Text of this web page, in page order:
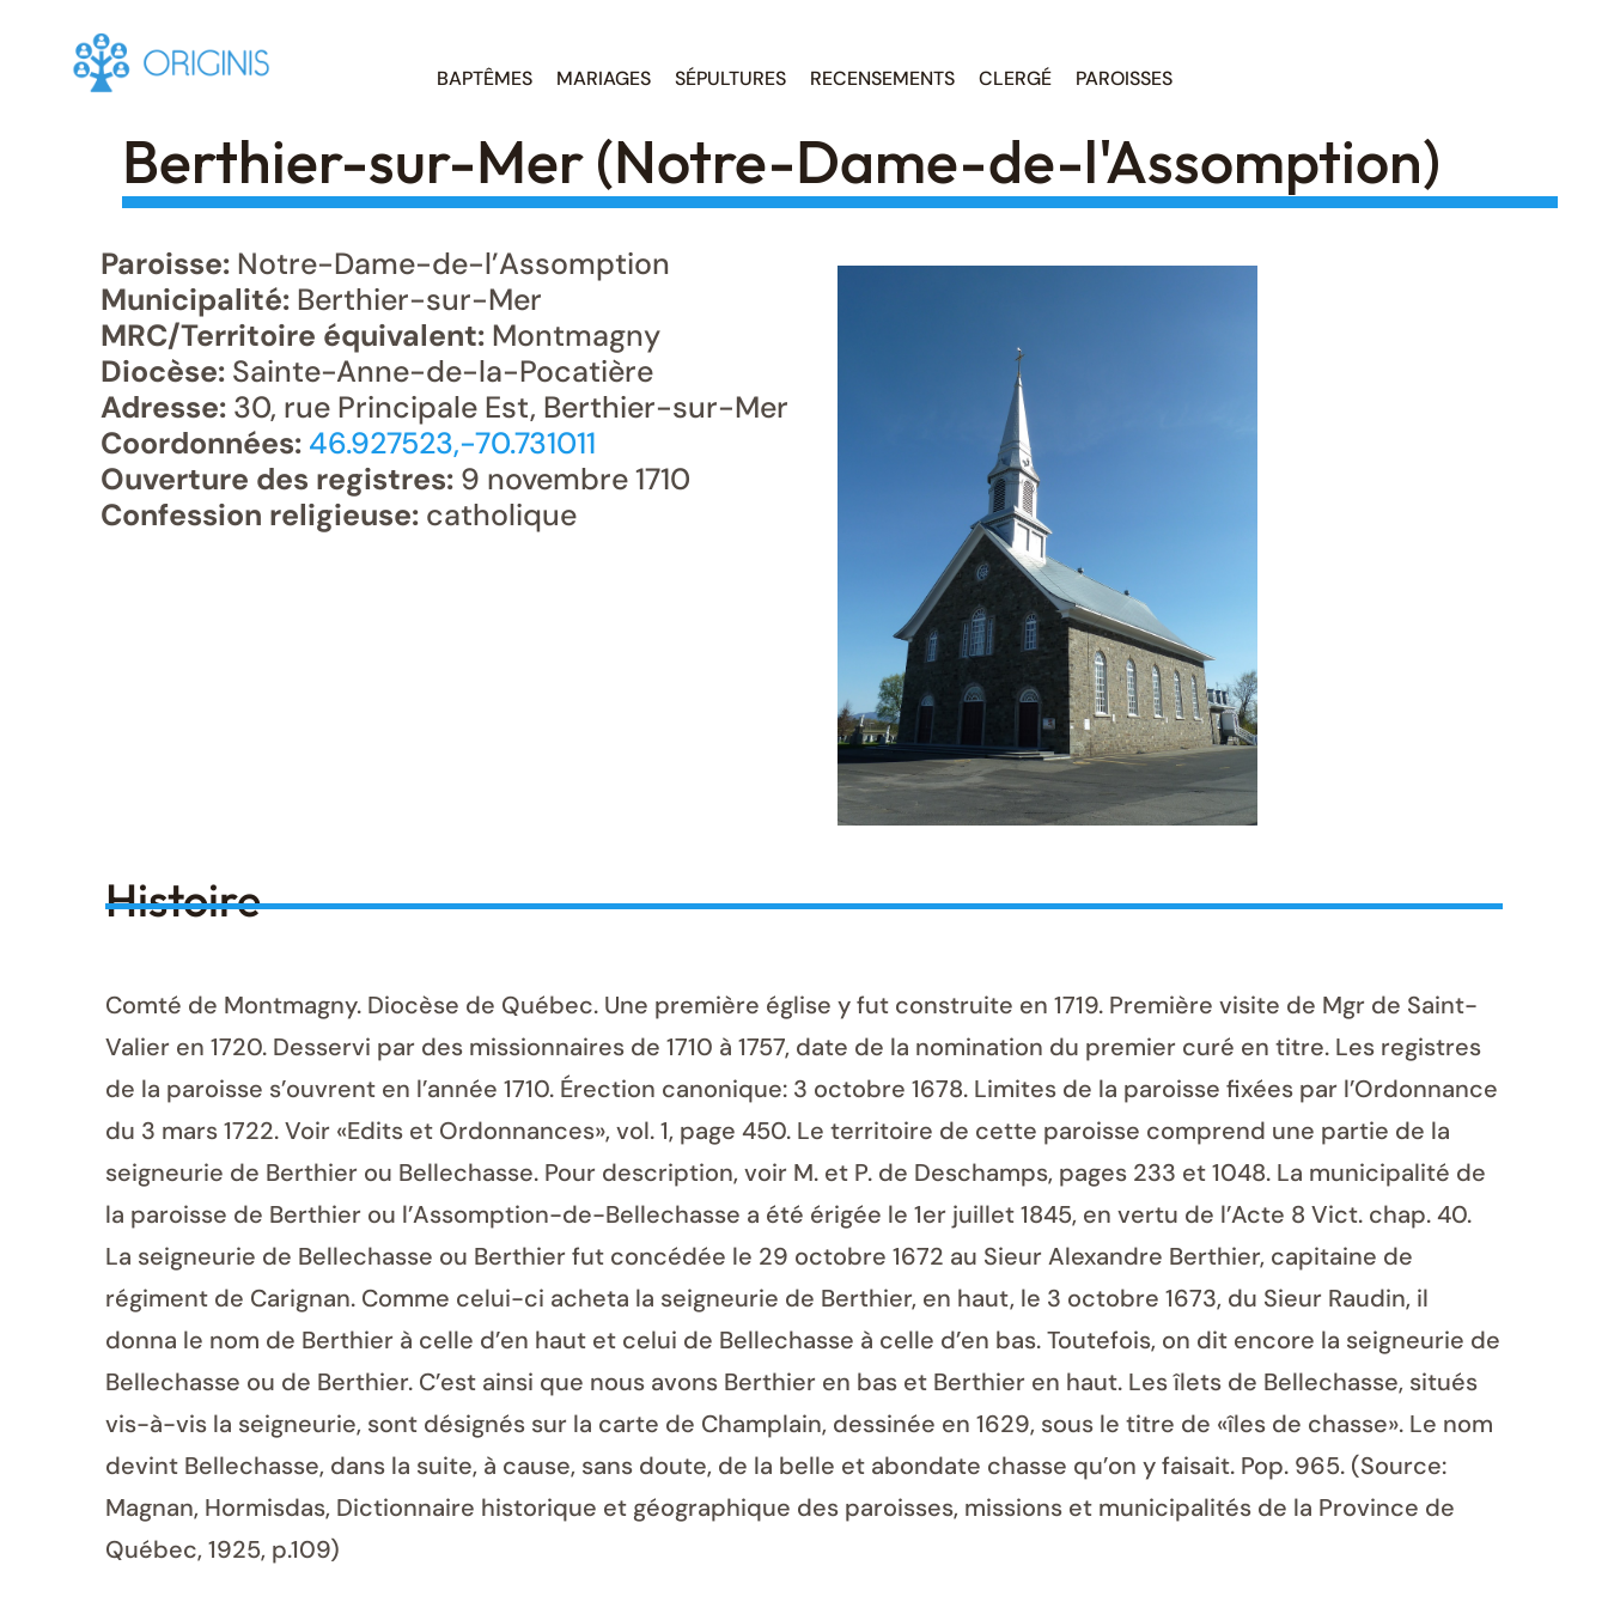
BAPTÊMES MARIAGES SÉPULTURES RECENSEMENTS CLERGÉ PAROISSES
Berthier-sur-Mer (Notre-Dame-de-l'Assomption)
Paroisse: Notre-Dame-de-l’Assomption
Municipalité: Berthier-sur-Mer
MRC/Territoire équivalent: Montmagny
Diocèse: Sainte-Anne-de-la-Pocatière
Adresse: 30, rue Principale Est, Berthier-sur-Mer
Coordonnées: 46.927523,-70.731011
Ouverture des registres: 9 novembre 1710
Confession religieuse: catholique
Histoire
Comté de Montmagny. Diocèse de Québec. Une première église y fut construite en 1719. Première visite de Mgr de Saint-
Valier en 1720. Desservi par des missionnaires de 1710 à 1757, date de la nomination du premier curé en titre. Les registres
de la paroisse s’ouvrent en l’année 1710. Érection canonique: 3 octobre 1678. Limites de la paroisse fixées par l’Ordonnance
du 3 mars 1722. Voir «Edits et Ordonnances», vol. 1, page 450. Le territoire de cette paroisse comprend une partie de la
seigneurie de Berthier ou Bellechasse. Pour description, voir M. et P. de Deschamps, pages 233 et 1048. La municipalité de
la paroisse de Berthier ou l’Assomption-de-Bellechasse a été érigée le 1er juillet 1845, en vertu de l’Acte 8 Vict. chap. 40.
La seigneurie de Bellechasse ou Berthier fut concédée le 29 octobre 1672 au Sieur Alexandre Berthier, capitaine de
régiment de Carignan. Comme celui-ci acheta la seigneurie de Berthier, en haut, le 3 octobre 1673, du Sieur Raudin, il
donna le nom de Berthier à celle d’en haut et celui de Bellechasse à celle d’en bas. Toutefois, on dit encore la seigneurie de
Bellechasse ou de Berthier. C’est ainsi que nous avons Berthier en bas et Berthier en haut. Les îlets de Bellechasse, situés
vis-à-vis la seigneurie, sont désignés sur la carte de Champlain, dessinée en 1629, sous le titre de «îles de chasse». Le nom
devint Bellechasse, dans la suite, à cause, sans doute, de la belle et abondate chasse qu’on y faisait. Pop. 965. (Source:
Magnan, Hormisdas, Dictionnaire historique et géographique des paroisses, missions et municipalités de la Province de
Québec, 1925, p.109)